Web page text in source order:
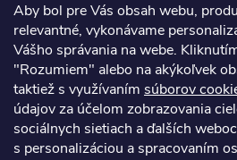
Aby bol pre Vás obsah webu,
relevantné, vykonávame
Vášho správania na webe.
"Rozumiem" alebo na akýkoľvek
taktiež s využívaním súborov
údajov za účelom zobrazovania
sociálnych sietiach a ďalších
s personalizáciou a spracovaním
info @
+421 911
Informácie pre vás